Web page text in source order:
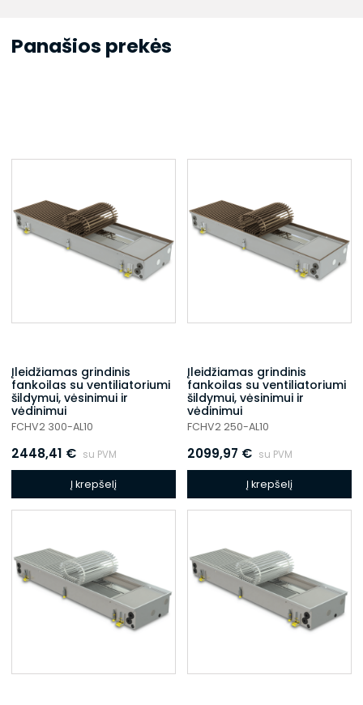
Panašios prekės
Įleidžiamas grindinis
fankoilas su ventiliatoriumi
šildymui, vėsinimui ir
vėdinimui
FCHV2 300-AL10
2448,41 € su PVM
Į krepšelį
Įleidžiamas grindinis
fankoilas su ventiliatoriumi
šildymui, vėsinimui ir
vėdinimui
FCHV2 250-AL10
2099,97 € su PVM
Į krepšelį